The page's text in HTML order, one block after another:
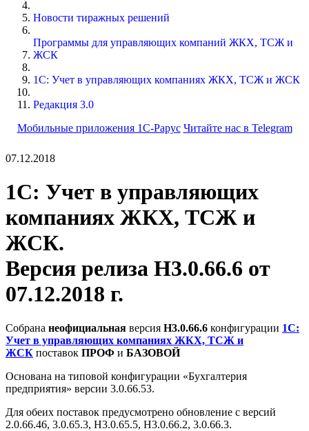
Новости тиражных решений
Программы для управляющих компаний ЖКХ, ТСЖ и
ЖСК
1С: Учет в управляющих компаниях ЖКХ, ТСЖ и ЖСК
Редакция 3.0
Мобильные приложения 1С-Рарус Читайте нас в Telegram
07.12.2018
1С: Учет в управляющих
компаниях ЖКХ, ТСЖ и
ЖСК.
Версия релиза Н3.0.66.6 от
07.12.2018 г.
Собрана неофициальная версия Н3.0.66.6 конфигурации 1С:
Учет в управляющих компаниях ЖКХ, ТСЖ и
ЖСК поставок ПРОФ и БАЗОВОЙ
Основана на типовой конфигурации «Бухгалтерия
предприятия» версии 3.0.66.53.
Для обеих поставок предусмотрено обновление с версий
2.0.66.46, 3.0.65.3, Н3.0.65.5, Н3.0.66.2, 3.0.66.3.